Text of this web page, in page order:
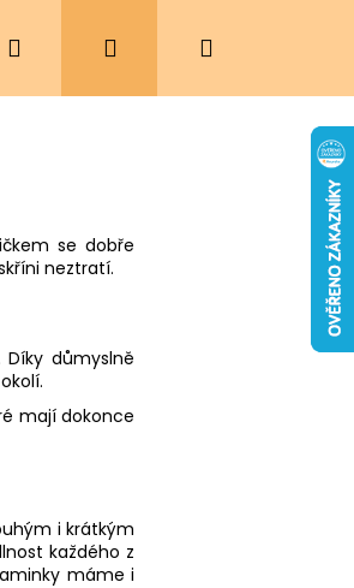
Ergonomická nosítka
Hledat PřihlášeníNákupní
se dobře
neztratí.
důmyslně
mají dokonce
i krátkým
každého z
máme i